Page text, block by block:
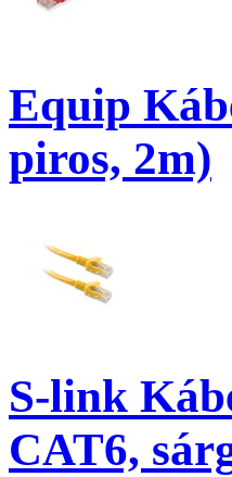
Equip
piros, 2m)
S-link
CAT6,